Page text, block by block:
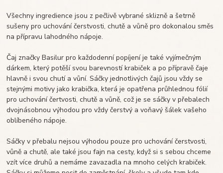
Všechny ingredience jsou z pečlivě vybrané sklizně a šetrně
sušeny pro uchování čerstvosti, chutě a vůně pro dokonalou směs
na přípravu lahodného nápoje.
Čaj značky Basilur pro každodenní popíjení je také vyjímečným
dárkem, který potěší svou barevností krabiček a po přípravě čaje
hlavně i svou chutí a vůní. Sáčky jednotlivých čajů jsou vždy se
stejnými motivy jako krabička, která je opatřena průhlednou fólií
pro uchování čertvosti, chutě a vůně, což je se sáčky v přebalech
dvojnásobnou výhodou pro vždy čerstvý a voňavý šálek vašeho
oblíbeného nápoje.
Sáčky v přebalu nejsou výhodou pouze pro uchování čerstvosti,
vůně a chutě, ale také jsou fajn na cesty, když si s sebou chceme
vzít více druhů a nemáme zavazadla na mnoho celých krabiček.